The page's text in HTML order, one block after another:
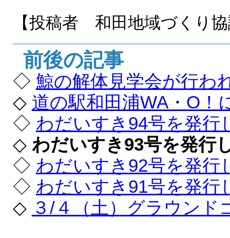
【投稿者 和田地域づくり
前後の記事
◇ 鯨の解体見学会が行わ
◇ 道の駅和田浦WA・O！
◇ わだいすき94号を発行
◇ わだいすき93号を発行
◇ わだいすき92号を発行
◇ わだいすき91号を発行
◇ ３/４（土）グラウンド